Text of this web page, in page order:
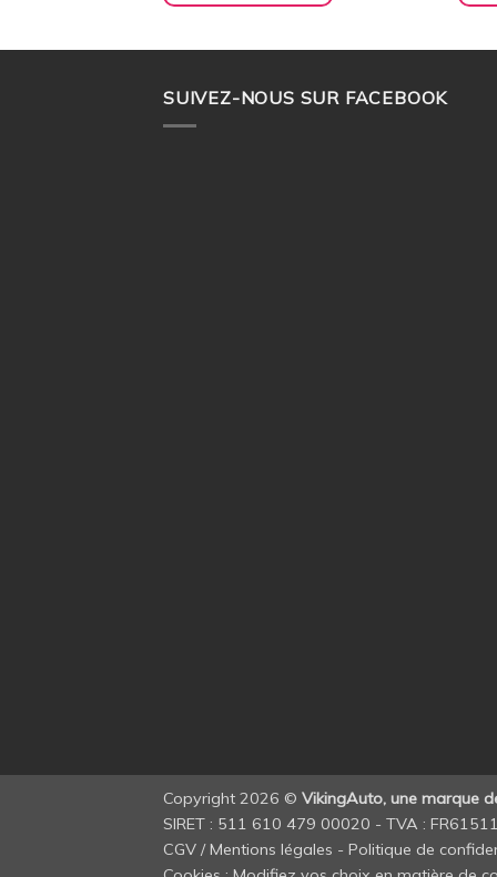
SUIVEZ-NOUS SUR FACEBOOK
Copyright 2026 © VikingAuto, une marque de
SIRET : 511 610 479 00020 - TVA :
CGV / Mentions légales - Politique de